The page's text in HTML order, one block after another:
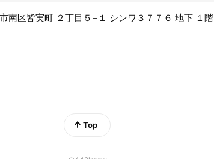
南区皆実町 ２丁目５−１ シンワ３７７６ 地下 １階
Top